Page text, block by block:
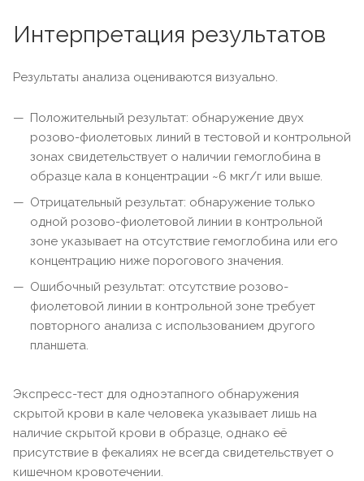
Интерпретация результатов
Результаты анализа оцениваются визуально.
Положительный результат: обнаружение двух
розово-фиолетовых линий в тестовой и контрольной
зонах свидетельствует о наличии гемоглобина в
образце кала в концентрации ~6 мкг/г или выше.
Отрицательный результат: обнаружение только
одной розово-фиолетовой линии в контрольной
зоне указывает на отсутствие гемоглобина или его
концентрацию ниже порогового значения.
Ошибочный результат: отсутствие розово-
фиолетовой линии в контрольной зоне требует
повторного анализа с использованием другого
планшета.
Экспресс-тест для одноэтапного обнаружения
скрытой крови в кале человека указывает лишь на
наличие скрытой крови в образце, однако её
присутствие в фекалиях не всегда свидетельствует о
кишечном кровотечении.